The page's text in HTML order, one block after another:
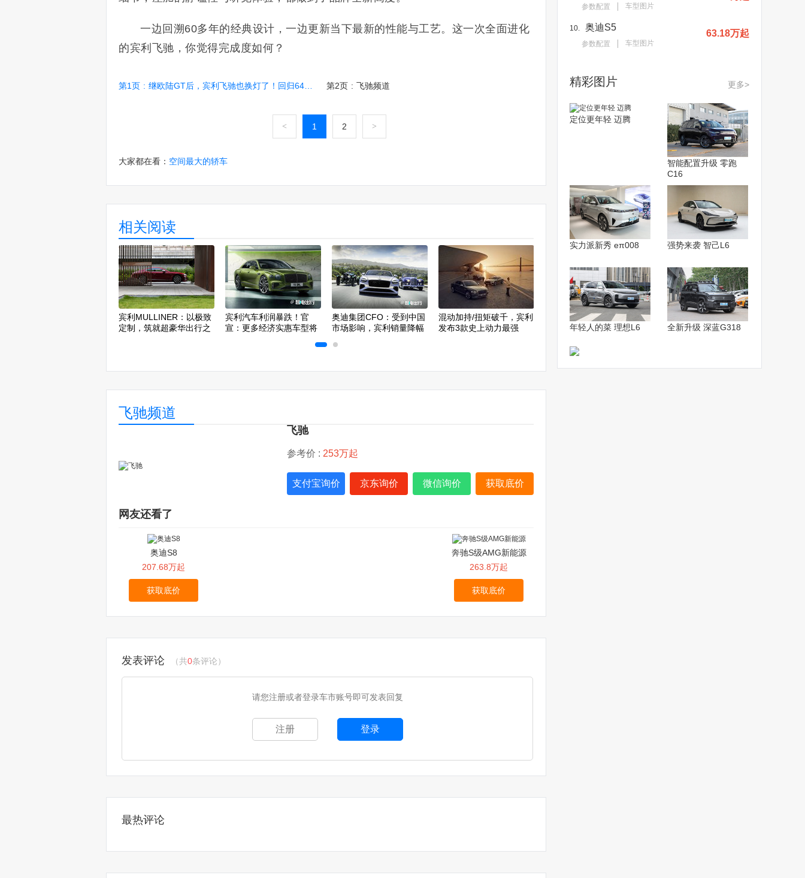
一边回溯60多年的经典设计，一边更新当下最新的性能与工艺。 这一次全面进化
的宾利飞驰，你觉得完成度如何？
第1页 : 继欧陆GT后，宾利飞驰也换灯了！回归64年前设计 第2页 : 飞驰频道
< 1 2 >
大家都在看： 空间最大的轿车
相关阅读
宾利MULLINER：以极致
定制，筑就超豪华出行之
宾利汽车利润暴跌！官
宣：更多经济实惠车型将
奥迪集团CFO：受到中国
市场影响，宾利销量降幅
混动加持/扭矩破千，宾利
发布3款史上动力最强
宾利全新飞驰亮相！外观
翻新/换搭兰博基尼引擎
宾利全新飞驰官图曝光！
9月10日首发/增搭插混系
飞驰频道
飞驰
参考价 : 253万起
支付宝询价 京东询价 微信询价 获取底价
网友还看了
奥迪S8
207.68万起
获取底价
奔驰S级AMG新能源
263.8万起
获取底价
发表评论 （共0条评论）
请您注册或者登录车市账号即可发表回复
注册 登录
最热评论
参数配置 车型图片
10. 奥迪S5
参数配置 车型图片
63.18万起
精彩图片 更多>
定位更年轻 迈腾
智能配置升级 零跑
C16
实力派新秀 eπ008 强势来袭 智己L6
年轻人的菜 理想L6 全新升级 深蓝G318